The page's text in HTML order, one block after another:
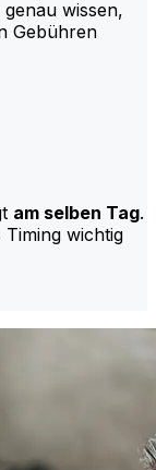
wissen,
Gebühren
am selben Tag.
wichtig